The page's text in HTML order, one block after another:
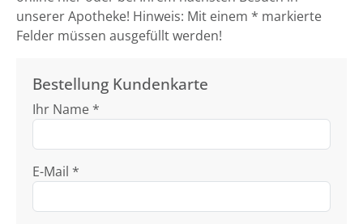
unserer Apotheke! Hinweis: Mit einem * markierte
Felder müssen ausgefüllt werden!
Bestellung Kundenkarte
Ihr Name *
E-Mail *